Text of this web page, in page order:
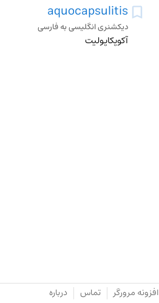
aquocapsulitis
دیکشنری انگلیسی به فارسی
آکوپکاپولیت
افزونه مرورگر تماس درباره